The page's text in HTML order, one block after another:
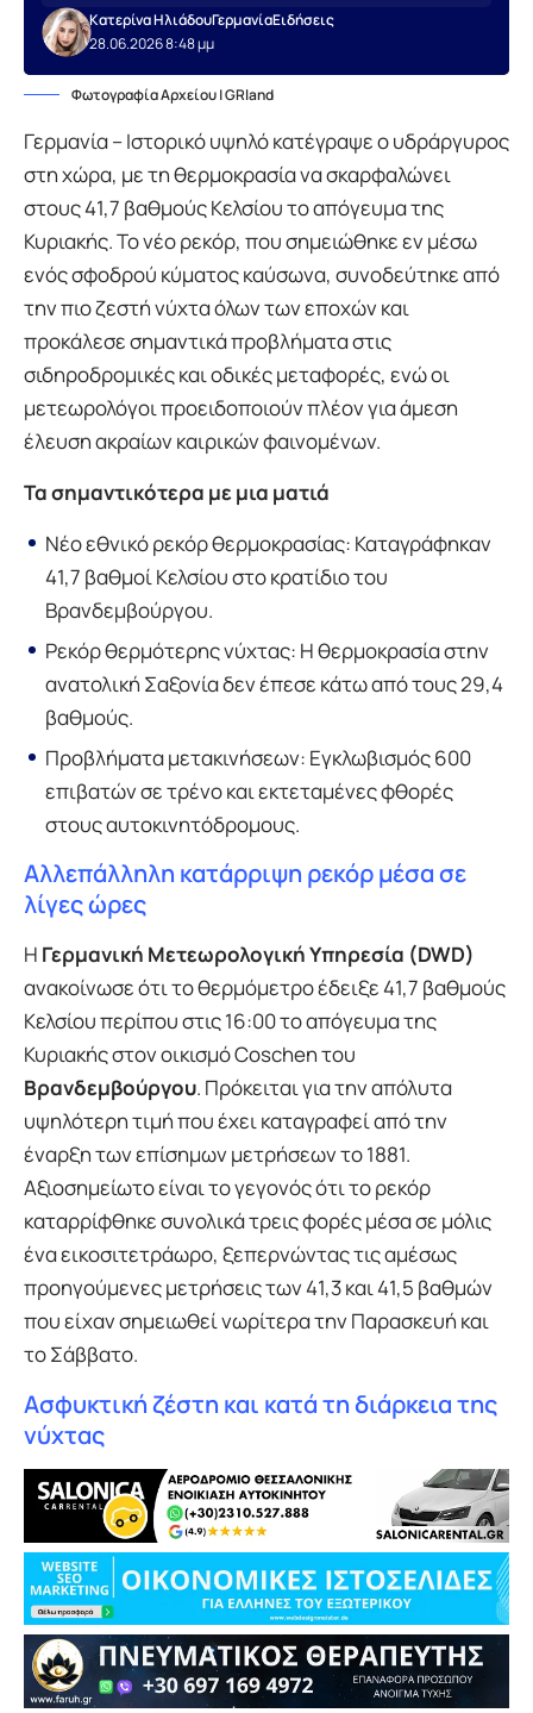
28.06.2026 8:48 μμ
Κατερίνα ΗλιάδουΓερμανίαΕιδήσεις
Φωτογραφία Αρχείου | GRland
Γερμανία – Ιστορικό υψηλό κατέγραψε ο υδράργυρος
στη χώρα, με τη θερμοκρασία να σκαρφαλώνει
στους 41,7 βαθμούς Κελσίου το απόγευμα της
Κυριακής. Το νέο ρεκόρ, που σημειώθηκε εν μέσω
ενός σφοδρού κύματος καύσωνα, συνοδεύτηκε από
την πιο ζεστή νύχτα όλων των εποχών και
προκάλεσε σημαντικά προβλήματα στις
σιδηροδρομικές και οδικές μεταφορές, ενώ οι
μετεωρολόγοι προειδοποιούν πλέον για άμεση
έλευση ακραίων καιρικών φαινομένων.
Τα σημαντικότερα με μια ματιά
Νέο εθνικό ρεκόρ θερμοκρασίας: Καταγράφηκαν
41,7 βαθμοί Κελσίου στο κρατίδιο του
Βρανδεμβούργου.
Ρεκόρ θερμότερης νύχτας: Η θερμοκρασία στην
ανατολική Σαξονία δεν έπεσε κάτω από τους 29,4
βαθμούς.
Προβλήματα μετακινήσεων: Εγκλωβισμός 600
επιβατών σε τρένο και εκτεταμένες φθορές
στους αυτοκινητόδρομους.
Αλλεπάλληλη κατάρριψη ρεκόρ μέσα σε
λίγες ώρες
Η Γερμανική Μετεωρολογική Υπηρεσία (DWD)
ανακοίνωσε ότι το θερμόμετρο έδειξε 41,7 βαθμούς
Κελσίου περίπου στις 16:00 το απόγευμα της
Κυριακής στον οικισμό Coschen του
Βρανδεμβούργου. Πρόκειται για την απόλυτα
υψηλότερη τιμή που έχει καταγραφεί από την
έναρξη των επίσημων μετρήσεων το 1881.
Αξιοσημείωτο είναι το γεγονός ότι το ρεκόρ
καταρρίφθηκε συνολικά τρεις φορές μέσα σε μόλις
ένα εικοσιτετράωρο, ξεπερνώντας τις αμέσως
προηγούμενες μετρήσεις των 41,3 και 41,5 βαθμών
που είχαν σημειωθεί νωρίτερα την Παρασκευή και
το Σάββατο.
Ασφυκτική ζέστη και κατά τη διάρκεια της
νύχτας